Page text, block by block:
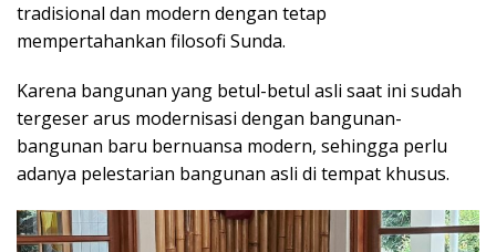
tradisional dan modern dengan tetap
mempertahankan filosofi Sunda.
Karena bangunan yang betul-betul asli saat ini sudah
tergeser arus modernisasi dengan bangunan-
bangunan baru bernuansa modern, sehingga perlu
adanya pelestarian bangunan asli di tempat khusus.